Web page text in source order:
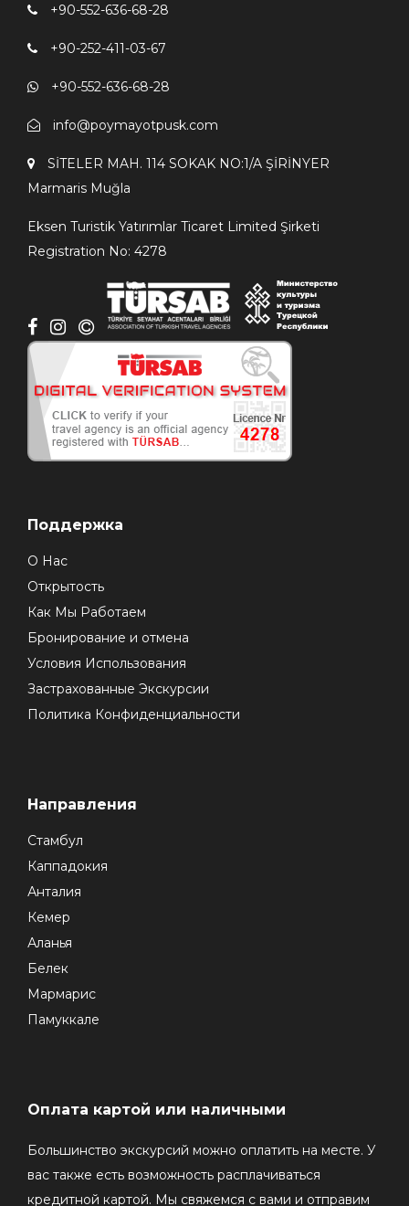
+90-552-636-68-28
+90-252-411-03-67
+90-552-636-68-28
info@poymayotpusk.com
SİTELER MAH. 114 SOKAK NO:1/A ŞİRİNYER
Мarmaris Мuğla
Eksen Turistik Yatırımlar Ticaret Limited Şirketi
Registration No: 4278
Поддержка
О Нас
Открытость
Как Мы Работаем
Бронирование и отмена
Условия Использования
Застрахованные Экскурсии
Политика Конфиденциальности
Направления
Стамбул
Каппадокия
Анталия
Кемер
Аланья
Белек
Мармарис
Памуккале
Оплата картой или наличными
Большинство экскурсий можно оплатить на месте. У
вас также есть возможность расплачиваться
кредитной картой. Мы свяжемся с вами и отправим